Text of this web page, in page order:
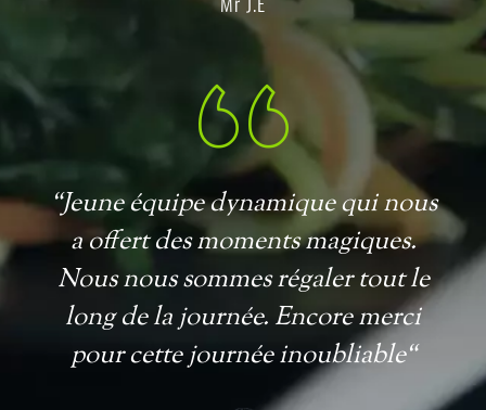
“Jeune équipe dynamique qui nous
a offert des moments magiques.
Nous nous sommes régaler tout le
long de la journée. Encore merci
pour cette journée inoubliable“